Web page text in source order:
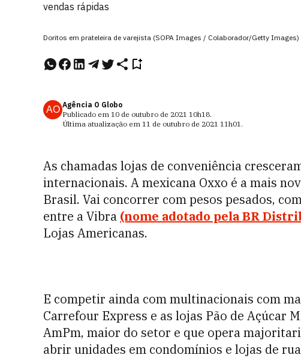
vendas rápidas
Doritos em prateleira de varejista (SOPA Images / Colaborador/Getty Images)
AO Agência O Globo
Publicado em 10 de outubro de 2021 10h18.
Última atualização em 11 de outubro de 2021 11h01.
As chamadas lojas de conveniência
internacionais. A mexicana Oxxo é a mais
Brasil. Vai concorrer com pesos pesados,
entre a Vibra (nome adotado pela BR
Lojas Americanas.
E competir ainda com multinacionais com
Carrefour Express e as lojas Pão de Açúcar
AmPm, maior do setor e que opera
abrir unidades em condomínios e lojas de rua